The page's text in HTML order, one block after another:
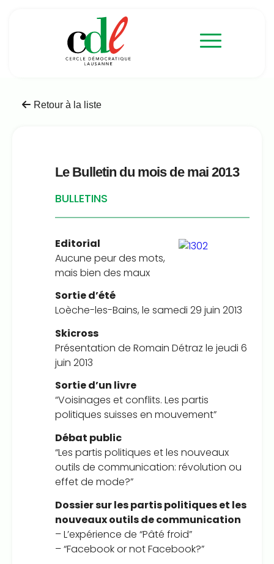
Retour à la liste
Le Bulletin du mois de mai 2013
BULLETINS
Editorial
Aucune peur des mots,
mais bien des maux
Sortie d’été
Loèche-les-Bains, le samedi 29 juin 2013
Skicross
Présentation de Romain Détraz le jeudi 6
juin 2013
Sortie d’un livre
“Voisinages et conflits. Les partis
politiques suisses en mouvement”
Débat public
“Les partis politiques et les nouveaux
outils de communication: révolution ou
effet de mode?”
Dossier sur les partis politiques et les
nouveaux outils de communication
– L’expérience de “Pâté froid”
– “Facebook or not Facebook?”